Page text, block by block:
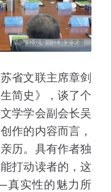
省文联主席章剑
简史》，谈了个
学学会副会长吴
作的内容而言，
历。具有作者独
打动读者的，这
实性的魅力所